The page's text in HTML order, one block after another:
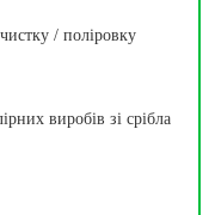
/ поліровку
виробів зі срібла